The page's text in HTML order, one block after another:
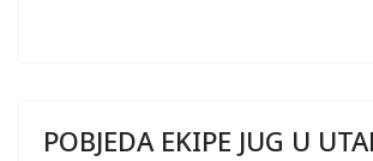
POBJEDA EKIPE JUG U